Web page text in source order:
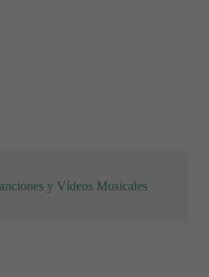
y Vídeos Musicales